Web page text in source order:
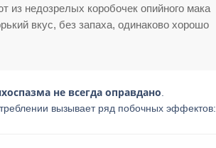
недозрелых коробочек опийного мака
вкус, без запаха, одинаково хорошо
не всегда оправдано
вызывает ряд побочных эффектов: